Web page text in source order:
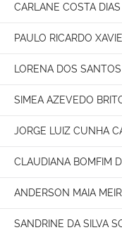
CARLANE COSTA
PAULO RICARDO
LORENA DOS
SIMEA AZEVEDO
JORGE LUIZ CUNHA
CLAUDIANA BOMFIM
ANDERSON MAIA
SANDRINE DA SILVA